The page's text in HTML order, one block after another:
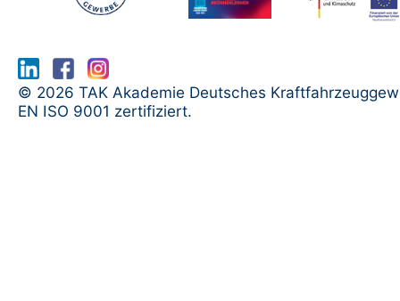
© 2026 TAK Akademie Deutsches
EN ISO 9001 zertifiziert.